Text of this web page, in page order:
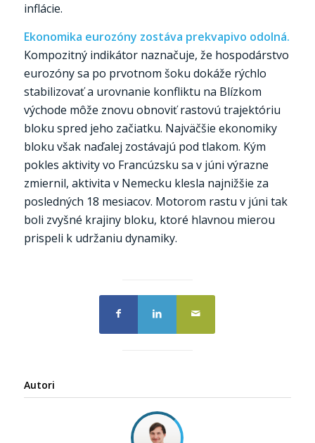
inflácie.
Ekonomika eurozóny zostáva prekvapivo odolná.
Kompozitný indikátor naznačuje, že hospodárstvo
eurozóny sa po prvotnom šoku dokáže rýchlo
stabilizovať a urovnanie konfliktu na Blízkom
východe môže znovu obnoviť rastovú trajektóriu
bloku spred jeho začiatku. Najväčšie ekonomiky
bloku však naďalej zostávajú pod tlakom. Kým
pokles aktivity vo Francúzsku sa v júni výrazne
zmiernil, aktivita v Nemecku klesla najnižšie za
posledných 18 mesiacov. Motorom rastu v júni tak
boli zvyšné krajiny bloku, ktoré hlavnou mierou
prispeli k udržaniu dynamiky.
Autori